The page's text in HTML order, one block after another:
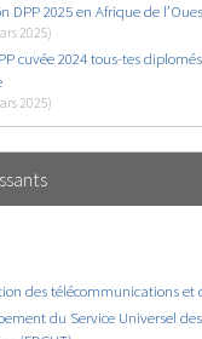
DPP 2025 en Afrique de
2025)
cuvée 2024 tous-tes
2025)
des télécommunications et
du Service Universel des